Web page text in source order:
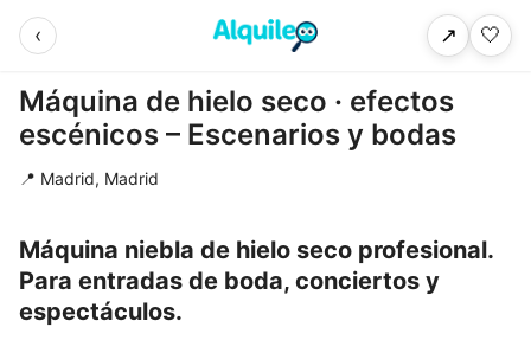
‹ ↗ 🤍
Máquina de hielo seco · efectos
escénicos – Escenarios y bodas
📍 Madrid, Madrid
Máquina niebla de hielo seco profesional.
Para entradas de boda, conciertos y
espectáculos.